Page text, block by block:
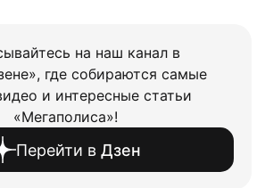
на наш канал в
где собираются самые
и интересные статьи
«Мегаполиса»!
Перейти в Дзен